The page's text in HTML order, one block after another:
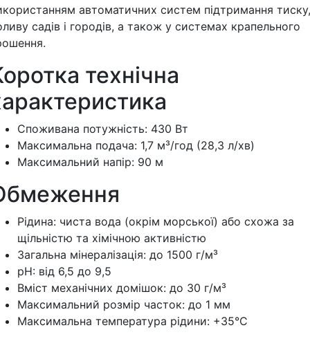
автоматичних систем підтримання тиску,
садів і городів, а також у системах крапельного
технічна
Споживана потужність: 430 Вт
Максимальна подача: 1,7 м³/год (28,3 л/хв)
Максимальний напір: 90 м
Рідина: чиста вода (окрім морської) або схожа за
щільністю та хімічною активністю
Загальна мінералізація: до 1500 г/м³
pH: від 6,5 до 9,5
Вміст механічних домішок: до 30 г/м³
Максимальний розмір часток: до 1 мм
Максимальна температура рідини: +35°C